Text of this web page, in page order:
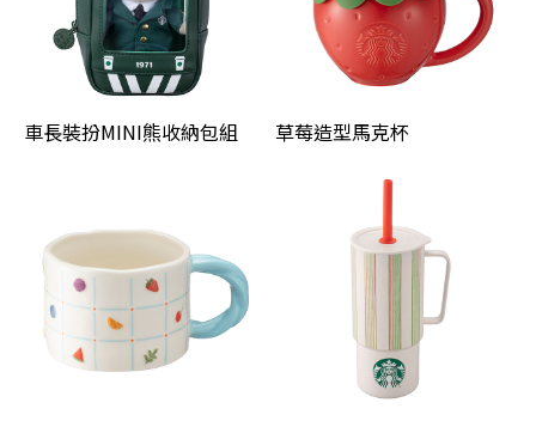
車長裝扮MINI熊收納包組 草莓造型馬克杯